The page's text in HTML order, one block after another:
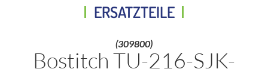
ERSATZTEILE
(309800)
Bostitch TU-216-SJK-